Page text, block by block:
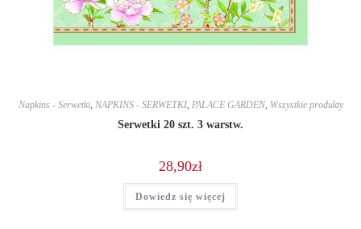
Napkins - Serwetki, NAPKINS - SERWETKI, PALACE GARDEN, Wszystkie produkty
Serwetki 20 szt. 3 warstw.
28,90zł
Dowiedz się więcej